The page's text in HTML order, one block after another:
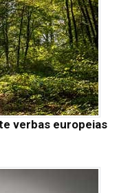
verbas europeias